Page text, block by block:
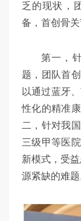
乏的现状，
备，首创骨关
第一，
题，团队首
以通过蓝牙
性化的精准
二，针对我
三级甲等医
新模式，受
源紧缺的难题